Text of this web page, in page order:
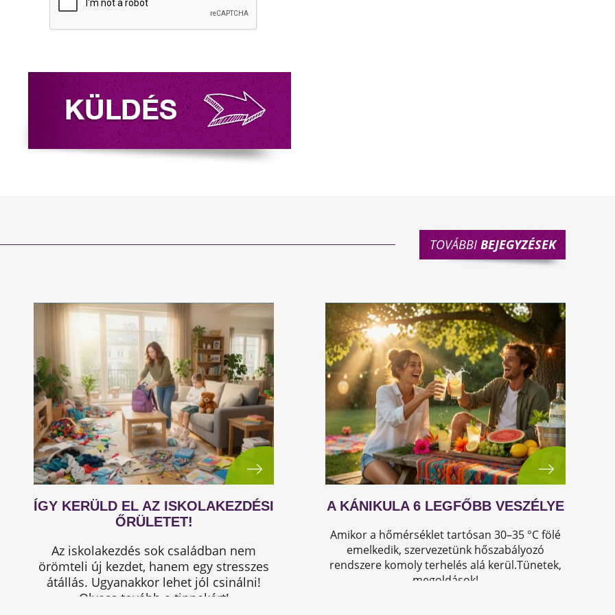
TOVÁBBIBEJEGYZÉSEK
ÍGY KERÜLD EL AZ ISKOLAKEZDÉSI
ŐRÜLETET!
Az iskolakezdés sok családban nem
örömteli új kezdet, hanem egy stresszes
átállás. Ugyanakkor lehet jól csinálni!
Olvass tovább a tippekért!
A KÁNIKULA 6 LEGFŐBB VESZÉLYE
Amikor a hőmérséklet tartósan 30–35 °C fölé
emelkedik, szervezetünk hőszabályozó
rendszere komoly terhelés alá kerül.Tünetek,
megoldások!